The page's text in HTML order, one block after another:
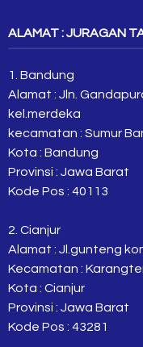
ALAMAT : JURAGAN
1. Bandung
Alamat : Jln.
kel.merdeka
kecamatan : Sumur
Kota : Bandung
Provinsi : Jawa Barat
Kode Pos : 40113
2. Cianjur
Alamat : Jl.gunteng
Kecamatan :
Kota : Cianjur
Provinsi : Jawa Barat
Kode Pos : 43281